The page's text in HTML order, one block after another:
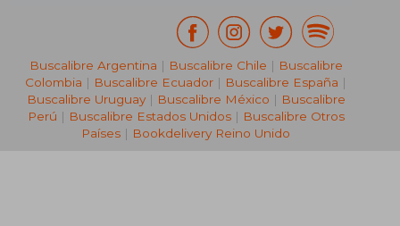
Buscalibre Argentina | Buscalibre Chile | Buscalibre
Colombia | Buscalibre Ecuador | Buscalibre España |
Buscalibre Uruguay| Buscalibre México | Buscalibre
Perú | Buscalibre Estados Unidos| Buscalibre Otros
Países | Bookdelivery Reino Unido